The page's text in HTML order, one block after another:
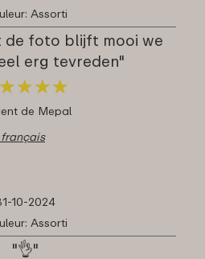
Assorti
de foto blijft mooi we
erg tevreden"
★★★★
★★★★
de Mepal
français
10-2024
Assorti
"👌"